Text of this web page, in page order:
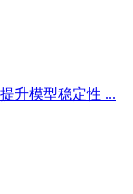
升模型稳定性 ...